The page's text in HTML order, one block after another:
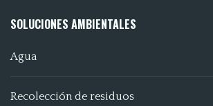
SOLUCIONES AMBIENTALES
Agua
Recolección de residuos